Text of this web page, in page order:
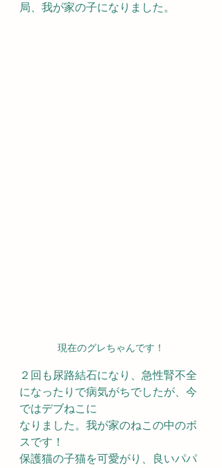
局、我が家の子になりました。
現在のグレちゃんです！
２回も尿路結石になり、急性腎不全
になったりで病気がちでしたが、今
ではデブねこに
なりました。我が家のねこの中のボ
スです！
保護猫の子猫を可愛がり、良いパパ